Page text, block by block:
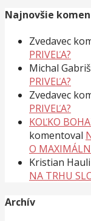
Najnovšie
Zvedavec
PRIVEĽA?
Michal Gabriš
PRIVEĽA?
Zvedavec
PRIVEĽA?
KOĽKO
komentoval
O
Kristian
NA TRHU
Archív